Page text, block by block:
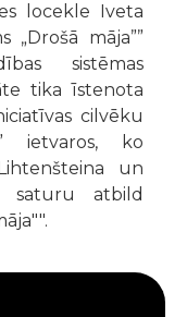
locekle Iveta
„Drošā māja””
sistēmas
tika īstenota
cilvēku
ietvaros, ko
un
saturu atbild